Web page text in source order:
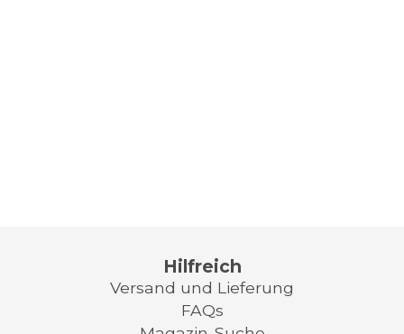
Hilfreich
Versand und Lieferung
FAQs